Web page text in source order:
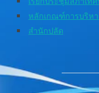
หลักเกณฑ์การบริห
สํานักปลัด